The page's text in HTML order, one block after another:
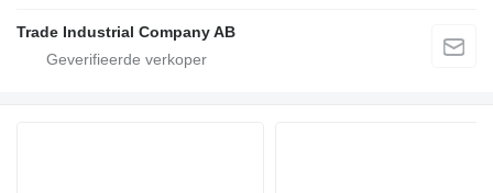
Trade Industrial Company AB